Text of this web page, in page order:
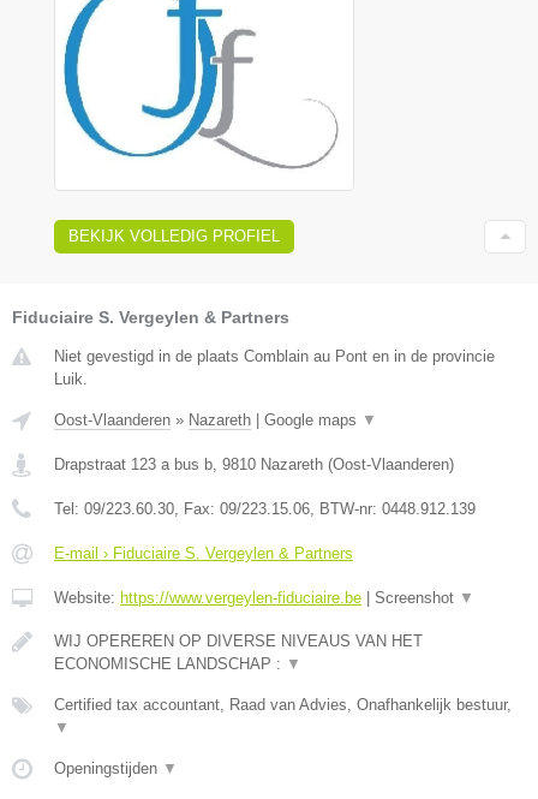
BEKIJK VOLLEDIG PROFIEL
Fiduciaire S. Vergeylen & Partners
Niet gevestigd in de plaats Comblain au Pont en in de provincie
Luik.
Oost-Vlaanderen » Nazareth Google maps ▼
Drapstraat 123 a bus b 9810 Nazareth (Oost-Vlaanderen)
Tel: 09/223.60.30 , Fax: 09/223.15.06 , BTW-nr: 0448.912.139
E-mail › Fiduciaire S. Vergeylen & Partners
Website: https://www.vergeylen-fiduciaire.be Screenshot ▼
WIJ OPEREREN OP DIVERSE NIVEAUS VAN HET
ECONOMISCHE LANDSCHAP : ▼
Certified tax accountant, Raad van Advies, Onafhankelijk bestuur,
▼
Openingstijden ▼